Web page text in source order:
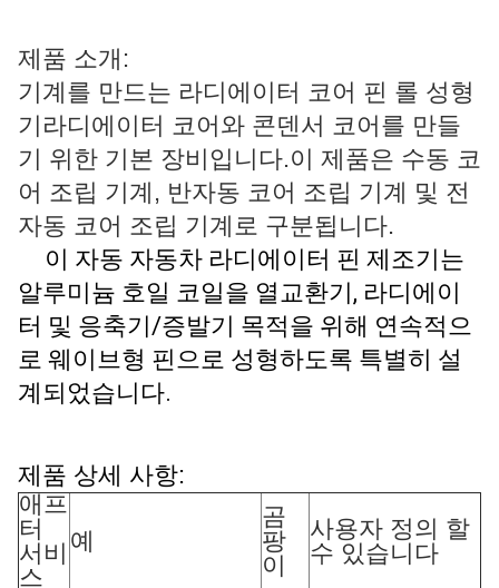
제품 소개:
기계를 만드는 라디에이터 코어 핀 롤 성형
기 라디에이터 코어와 콘덴서 코어를 만들
기 위한 기본 장비입니다.이 제품은 수동 코
어 조립 기계, 반자동 코어 조립 기계 및 전
자동 코어 조립 기계로 구분됩니다.
이 자동 자동차 라디에이터 핀 제조기는
알루미늄 호일 코일을 열교환기, 라디에이
터 및 응축기/증발기 목적을 위해 연속적으
로 웨이브형 핀으로 성형하도록 특별히 설
계되었습니다.
제품 상세 사항:
애프
터
서비
스
예
곰
팡
이
사용자 정의 할
수 있습니다